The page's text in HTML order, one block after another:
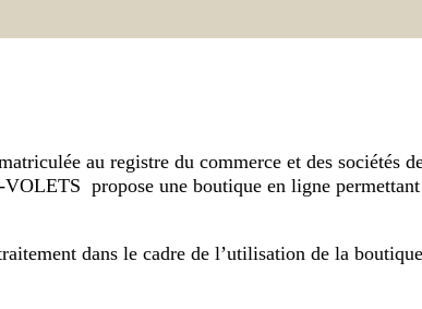
au registre du commerce et des sociétés
propose une boutique en ligne permettant
dans le cadre de l’utilisation de la